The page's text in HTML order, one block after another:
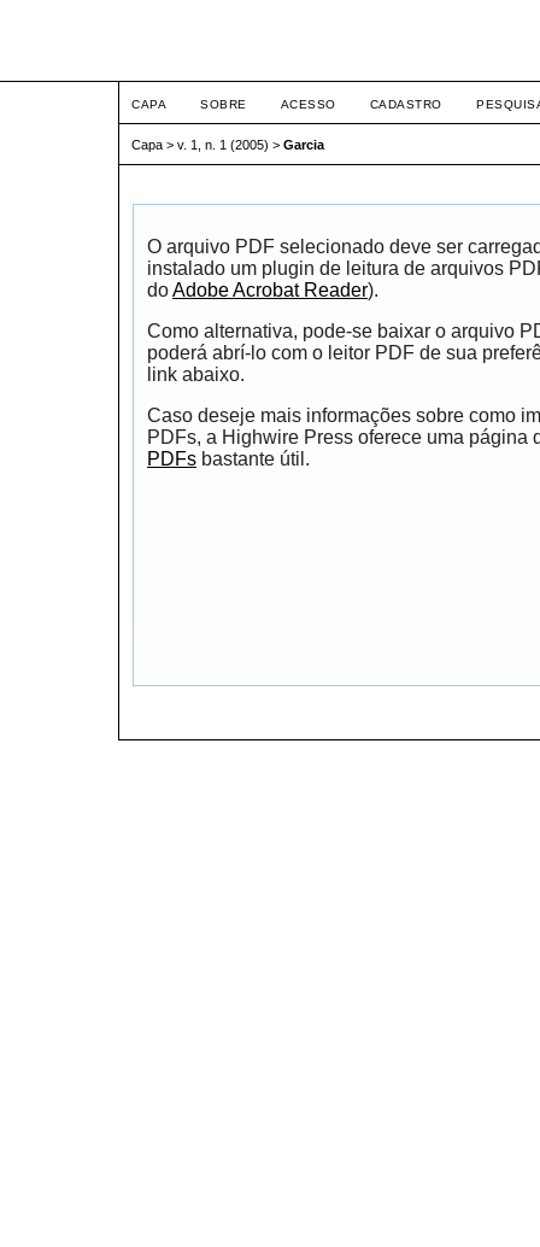
CAPA SOBRE ACESSO CADASTRO
Capa > v. 1, n. 1 (2005) > Garcia
O arquivo PDF selecionado deve ser
instalado um plugin de leitura de arquivos
doAdobe Acrobat Reader).
Como alternativa, pode-se baixar o arquivo
poderá abrí-lo com o leitor PDF de sua
link abaixo.
Caso deseje mais informações sobre como
PDFs, a Highwire Press oferece uma página
PDFs bastante útil.